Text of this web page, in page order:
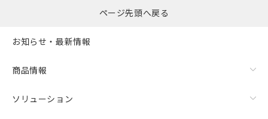
ページ先頭へ戻る
お知らせ・最新情報
商品情報
ソリューション